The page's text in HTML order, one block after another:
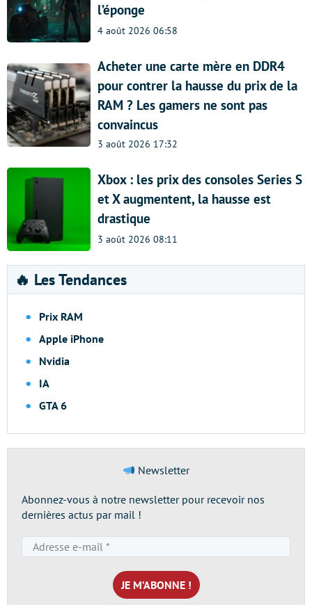
l’éponge
4 août 2026 06:58
Acheter une carte mère en DDR4
pour contrer la hausse du prix de la
RAM ? Les gamers ne sont pas
convaincus
3 août 2026 17:32
Xbox : les prix des consoles Series S
et X augmentent, la hausse est
drastique
3 août 2026 08:11
🔥 Les Tendances
Prix RAM
Apple iPhone
Nvidia
IA
GTA 6
Newsletter
Abonnez-vous à notre newsletter pour recevoir nos
dernières actus par mail !
e-
mail
*